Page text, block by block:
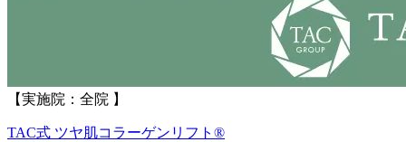
【実施院：全院 】
TAC式 ツヤ肌コラーゲンリフト®